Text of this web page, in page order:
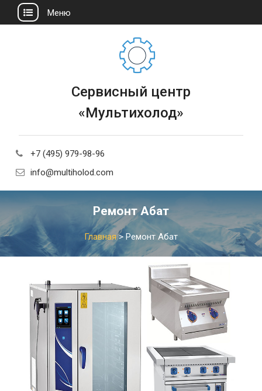
Меню
Сервисный центр
«Мультихолод»
+7 (495) 979-98-96
info@multiholod.com
Ремонт Абат
Главная> Ремонт Абат